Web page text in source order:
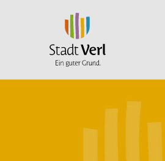
Zum Hauptinhalt springen